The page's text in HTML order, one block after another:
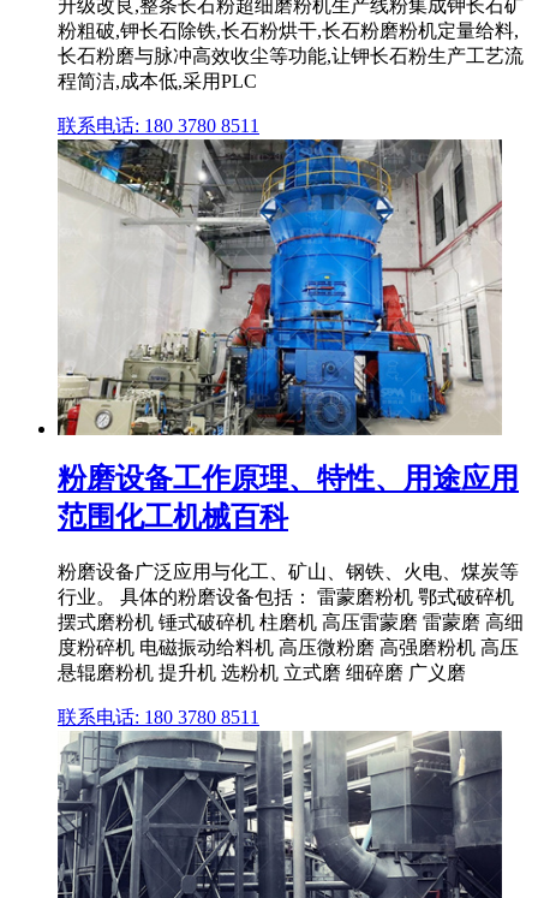
升级改良,整条长石粉超细磨粉机生产线粉集成钾长石矿
粉粗破,钾长石除铁,长石粉烘干,长石粉磨粉机定量给料,
长石粉磨与脉冲高效收尘等功能,让钾长石粉生产工艺流
程简洁,成本低,采用PLC
联系电话: 180 3780 8511
粉磨设备工作原理、特性、用途应用
范围化工机械百科
粉磨设备广泛应用与化工、矿山、钢铁、火电、煤炭等
行业。 具体的粉磨设备包括： 雷蒙磨粉机 鄂式破碎机
摆式磨粉机 锤式破碎机 柱磨机 高压雷蒙磨 雷蒙磨 高细
度粉碎机 电磁振动给料机 高压微粉磨 高强磨粉机 高压
悬辊磨粉机 提升机 选粉机 立式磨 细碎磨 广义磨
联系电话: 180 3780 8511